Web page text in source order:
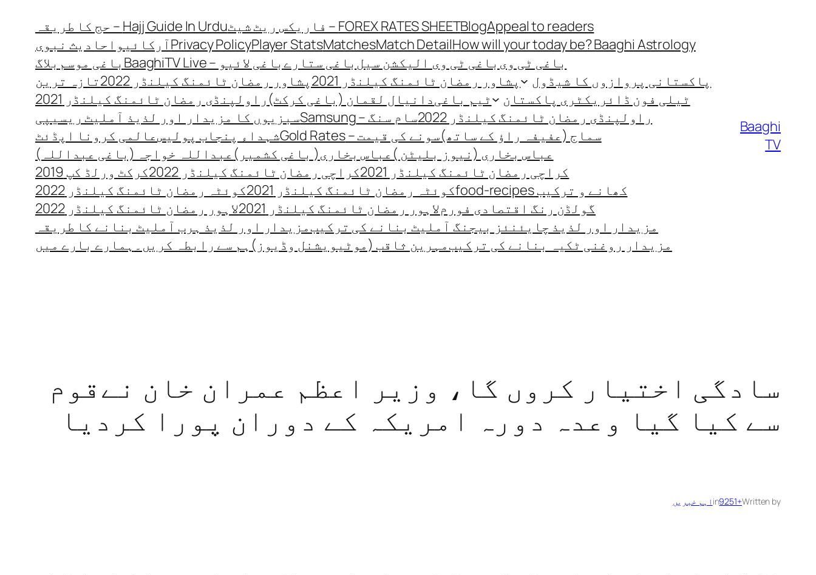
Baaghi
TV
Appeal to readers
BlogFOREX RATES SHEET – فاریکس ریٹ شیٹ
Hajj Guide In Urdu – حج کا طریقہ
How will your today be? Baaghi Astrology
Match Detail
Matches
Player Stats
Privacy Policyآرکائیو احادیث نبوی
باغی ٹی وی باغی ٹی وی الیکشن سیل باغی ستارےباغی لائیو – BaaghiTV Live باغی موسم بلاگ
پاکستانی پروازوں کا شیڈول
پشاور رمضان ٹائمنگ کیلنڈر 2021 پشاور رمضان ٹائمنگ کیلنڈر 2022
تازہ ترین
ٹیلی فون ڈائریکٹری پاکستان
ٹیم باغیدانیال لقمان (باغی کرکٹ) راولپنڈی رمضان ٹائمنگ کیلنڈر 2021
راولپنڈی رمضان ٹائمنگ کیلنڈر 2022
سام سنگ – Samsung
سبزیوں کا مزیدار اور لذیذ آملیٹ ریسیپی
سماج (عفیفہ راؤ کے ساتھ)سونے کی قیمت – Gold Rates شہداء پنجاب پولیسعالمی کرونا اپڈئٹ
عباس بخاری (نیوز بلیٹن ) عباس بخاری( باغی کشمیر) عبداللہ خواجہ (باغی عبداللہ)
کراچی رمضان ٹائمنگ کیلنڈر 2021
کراچی رمضان ٹائمنگ کیلنڈر 2022
کرکٹ ورلڈ کپ 2019
کھانے و ترکیب food-recipes
کوئٹہ رمضان ٹائمنگ کیلنڈر 2021
کوئٹہ رمضان ٹائمنگ کیلنڈر 2022
گولڈن رنگ اقتصادی فورملاہور رمضان ٹائمنگ کیلنڈر 2021
لاہور رمضان ٹائمنگ کیلنڈر 2022
مزیدار اور لذیذ چایئنئز بیجنگ آملیٹ بنانے کی ترکیبمزیدار اور لذیذ ہرب آملیٹ بنانے کا طریقہ
مزیدار روغنی ٹکیہ بنانے کی ترکیبمہرین ثاقب (موٹیویشنل وڈیوز) ہم سے رابطہ کریں۔ ہمارے بارے میں
سادگی اختیار کروں گا، وزیر اعظم عمران خان نےقوم
سے کیا گیا وعدہ دورہ امریکہ کے دوران پورا کردیا
Written by
+9251
in اہم خبریں